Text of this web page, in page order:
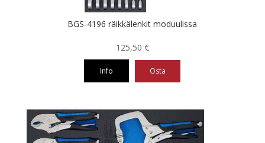
BGS-4196 räikkälenkit moduulissa
125,50 €
Info Osta